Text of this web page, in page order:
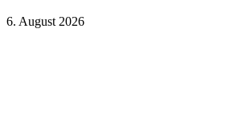
6. August 2026